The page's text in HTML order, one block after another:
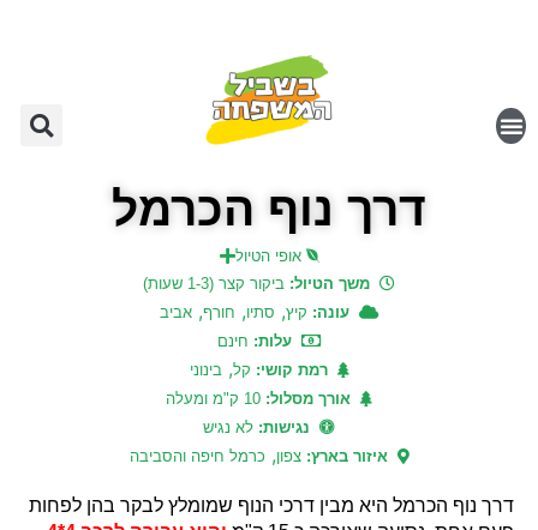
דרך נוף הכרמל
אופי הטיול
משך הטיול: ביקור קצר (1-3 שעות)
עונה: קיץ, סתיו, חורף, אביב
עלות: חינם
רמת קושי: קל, בינוני
אורך מסלול: 10 ק"מ ומעלה
נגישות: לא נגיש
איזור בארץ:צפון, כרמל חיפה והסביבה
דרך נוף הכרמל היא מבין דרכי הנוף שמומלץ לבקר בהן לפחות